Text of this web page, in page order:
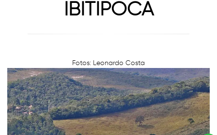
IBITIPOCA
Fotos: Leonardo Costa